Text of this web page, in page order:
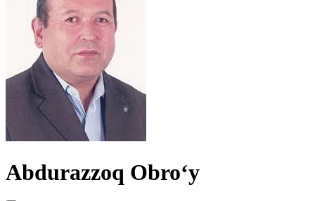
Abdurazzoq Obro‘y